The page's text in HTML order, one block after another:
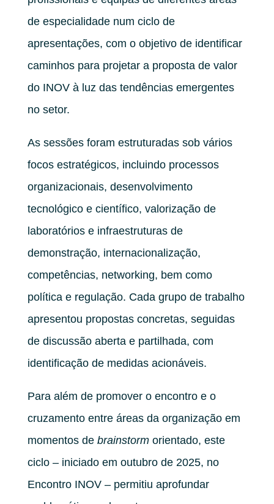
de especialidade num ciclo de
apresentações, com o objetivo de identificar
caminhos para projetar a proposta de valor
do INOV à luz das tendências emergentes
no setor.
As sessões foram estruturadas sob vários
focos estratégicos, incluindo processos
organizacionais, desenvolvimento
tecnológico e científico, valorização de
laboratórios e infraestruturas de
demonstração, internacionalização,
competências, networking, bem como
política e regulação. Cada grupo de trabalho
apresentou propostas concretas, seguidas
de discussão aberta e partilhada, com
identificação de medidas acionáveis.
Para além de promover o encontro e o
cruzamento entre áreas da organização em
momentos de brainstormorientado, este
ciclo – iniciado em outubro de 2025, no
Encontro INOV – permitiu aprofundar